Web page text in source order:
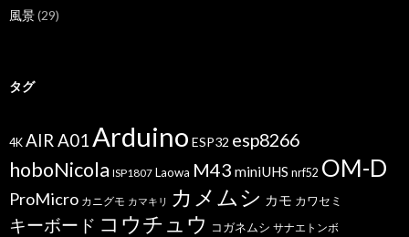
風景(29)
タグ
4K AIR A01Arduino ESP32 esp8266
hoboNicola ISP1807 Laowa M43 miniUHS nrf52 OM-D
ProMicro カニグモ カマキリ カメムシ カモ カワセミ
キーボード コウチュウ コガネムシ サナエトンボ